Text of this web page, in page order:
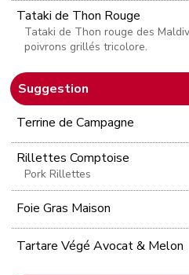
Tataki de Thon Rouge
Tataki de Thon rouge des
poivrons grillés tricolore.
Suggestion
Terrine de Campagne
Rillettes Comptoise
Pork Rillettes
Foie Gras Maison
Tartare Végé Avocat & Melon